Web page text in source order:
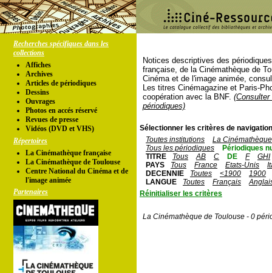
Recherches spécifiques dans les
collections
Affiches
Archives
Articles de périodiques
Dessins
Ouvrages
Photos en accés réservé
Revues de presse
Vidéos (DVD et VHS)
Répertoires
La Cinémathèque française
La Cinémathèque de Toulouse
Centre National du Cinéma et de
l'image animée
Partenaires
Notices descriptives des
française, de la Cinémathèque de
Cinéma et de l'image animée,
Les titres Cinémagazine et Paris-
coopération avec la BNF.
périodiques)
Sélectionner les critères de
Toutes institutions
La
Tous les périodiques
Périodiques
TITRE
Tous AB C DE F
GHI
PAYS
Tous France Etats-Unis
DECENNIE
Toutes <1900
1900
LANGUE
Toutes Français
Réinitialiser les critères
La Cinémathèque de Toulouse - 0